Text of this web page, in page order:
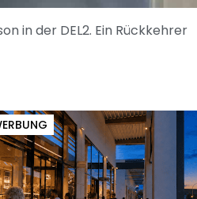
in der DEL2. Ein Rückkehrer